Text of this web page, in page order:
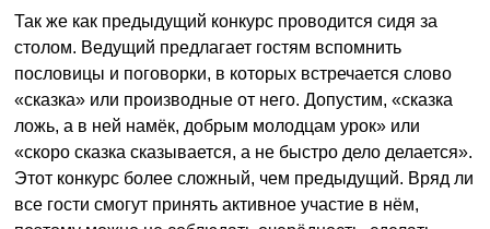
Так же как предыдущий конкурс проводится сидя за
столом. Ведущий предлагает гостям вспомнить
пословицы и поговорки, в которых встречается слово
«сказка» или производные от него. Допустим, «сказка
ложь, а в ней намёк, добрым молодцам урок» или
«скоро сказка сказывается, а не быстро дело делается».
Этот конкурс более сложный, чем предыдущий. Вряд ли
все гости смогут принять активное участие в нём,